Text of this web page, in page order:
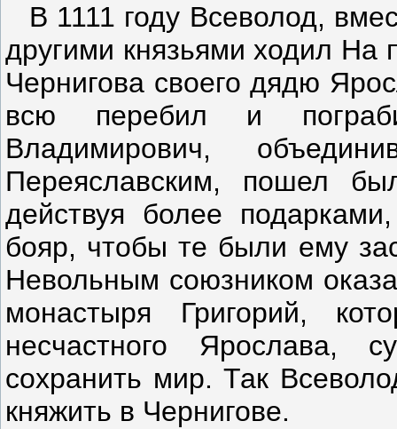
В 1111 году Всеволод,
другими князьями ходил На
Чернигова своего дядю
всю перебил и
Владимирович,
Переяславским, пошел
действуя более
бояр, чтобы те были ему
Невольным союзником
монастыря Григорий,
несчастного Ярослава,
сохранить мир. Так
княжить в Чернигове.